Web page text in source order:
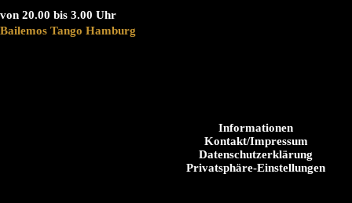
von 20.00 bis 3.00 Uhr
Bailemos Tango Hamburg
Informationen
Kontakt/Impressum
Datenschutzerklärung
Privatsphäre-Einstellungen